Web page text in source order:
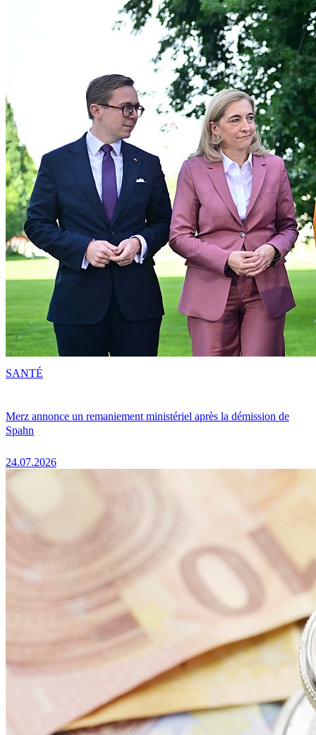
Merz annonce un remaniement ministériel après la démission de
Spahn
24.07.2026
SANTÉ